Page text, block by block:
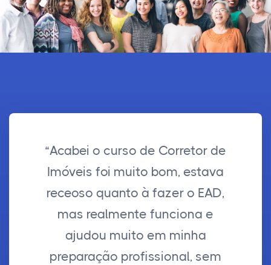
“Acabei o curso de Corretor de
Imóveis foi muito bom, estava
receoso quanto à fazer o EAD,
mas realmente funciona e
ajudou muito em minha
preparação profissional, sem